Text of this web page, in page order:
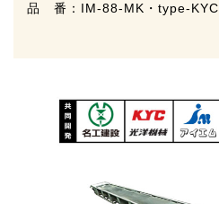
品 番： IM-88-MK・type-KYC